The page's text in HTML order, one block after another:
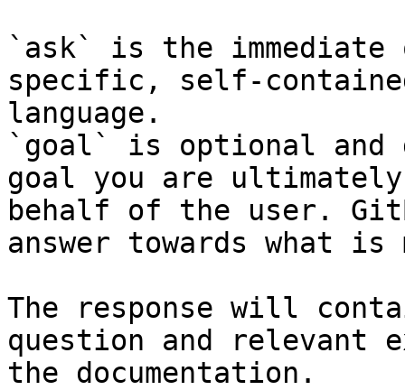
`ask` is the
specific, self-
language.
`goal` is optional and
goal you are
behalf of the user.
answer towards what
The response will
question and relevant
the documentation.